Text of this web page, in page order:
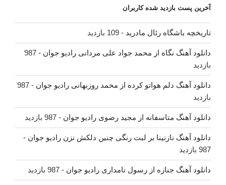
آخرین پست بازدید شده کاربران
تاریخچه باشگاه رئال مادرید - 109 بازدید
دانلود آهنگ نگاه از محمد جواد علی مردانی رادیو جوان
- 987
بازدید
دانلود آهنگ دلم هواتو کرده از محمد روزبهانی رادیو جوان
- 987
بازدید
دانلود آهنگ متاسفانه از مجید رضوی رادیو جوان - 987 بازدید
دانلود آهنگ نازنینا بر لبت رنگی چنین دلکش نزن رادیو جوان -
987 بازدید
دانلود آهنگ جنازه از رسول نامداری رادیو جوان - 987 بازدید